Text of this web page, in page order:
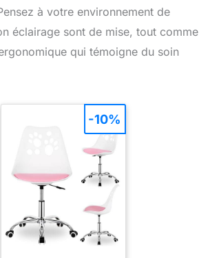
à votre environnement de
éclairage sont de mise, tout comme
qui témoigne du soin
-10%